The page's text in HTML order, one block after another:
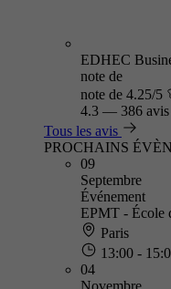
EDHEC
note de
note de 4.25/5
4.3 — 386 avis
Tous les avis
PROCHAINS
09
Septembre
Événement
EPMT - École
Paris
13:00 -
04
Novembre